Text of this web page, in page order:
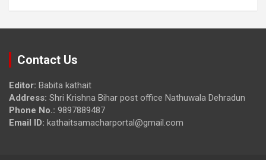
Contact Us
Editor: Babita kathait
Address: Shri Krishna Bihar post office Nathuwala Dehradun
Phone No.: 9897889487
Email ID: kathaitsamacharportal@gmail.com